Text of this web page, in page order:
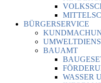
BÜRGERSERVICE
BAUAMT
WASSER